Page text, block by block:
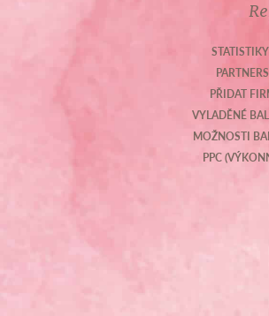
PŘIDAT
VYLADĚNÉ
MOŽNOSTI
PPC